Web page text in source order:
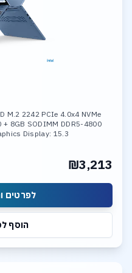
M.2 2242 PCIe 4.0x4 NVMe
+ 8GB SODIMM DDR5-4800
Display: 15.3
₪3,213
לפרטים
הוסף